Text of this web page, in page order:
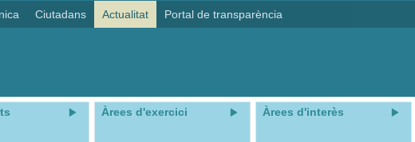
Ciutadans Actualitat Portal de transparència
Àrees d'exercici Àrees d'interès